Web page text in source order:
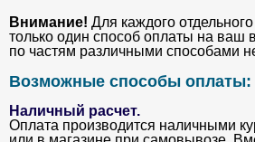
Внимание! Для каждого
только один способ оплаты на ваш
по частям различными способами
Возможные способы оплаты:
Наличный расчет.
Оплата производится наличными